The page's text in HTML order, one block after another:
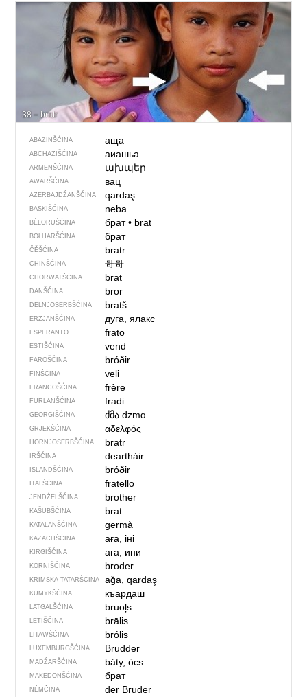
38 – bratr
ABAZINŠĆINA аща
ABCHAZIŠĆINA аиашьа
ARMENŠĆINA ախպեր
AWARŠĆINA вац
AZERBAJDŹANŠĆINA qardaş
BASKIŠĆINA neba
BĚŁORUŠĆINA брат• brat
BOŁHARŠĆINA брат
ČĚŠĆINA bratr
CHINŠĆINA 哥哥
CHORWATŠĆINA brat
DANŠĆINA bror
DELNJOSERBŠĆINA bratš
ERZJANŠĆINA дуга, ялакс
ESPERANTO frato
ESTIŠĆINA vend
FÄRÖŠĆINA bróðir
FINŠĆINA veli
FRANCOŠĆINA frère
FURLANŠĆINA fradi
GEORGIŠĆINA ძმაdzmɑ
GRJEKŠĆINA αδελφός
HORNJOSERBŠĆINA bratr
IRŠĆINA deartháir
ISLANDŠĆINA bróðir
ITALŠĆINA fratello
JENDŹELŠĆINA brother
KAŠUBŠĆINA brat
KATALANŠĆINA germà
KAZACHŠĆINA аға, іні
KIRGIŠĆINA ага, ини
KORNIŠĆINA broder
KRIMSKA TATARŠĆINA ağa, qardaş
KUMYKŠĆINA къардаш
LATGALŠĆINA bruoļs
LETIŠĆINA brālis
LITAWŠĆINA brólis
LUXEMBURGŠĆINA Brudder
MADŹARŠĆINA báty, öcs
MAKEDONŠĆINA брат
NĚMČINA der Bruder